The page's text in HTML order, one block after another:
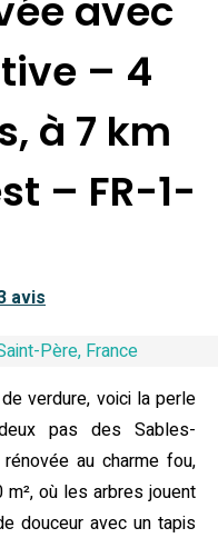
avec
– 4
à 7 km
– FR-1-
avis
Père, France
verdure, voici la perle
pas des Sables-
au charme fou,
m², où les arbres jouent
douceur avec un tapis